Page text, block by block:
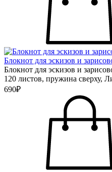
Блокнот для эскизов и
Блокнот для эскизов и
120 листов, пружина сверху,
690₽